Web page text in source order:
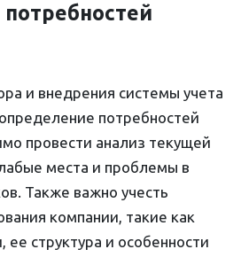
и внедрения системы учета
потребностей
провести анализ текущей
места и проблемы в
Также важно учесть
компании, такие как
ее структура и особенности